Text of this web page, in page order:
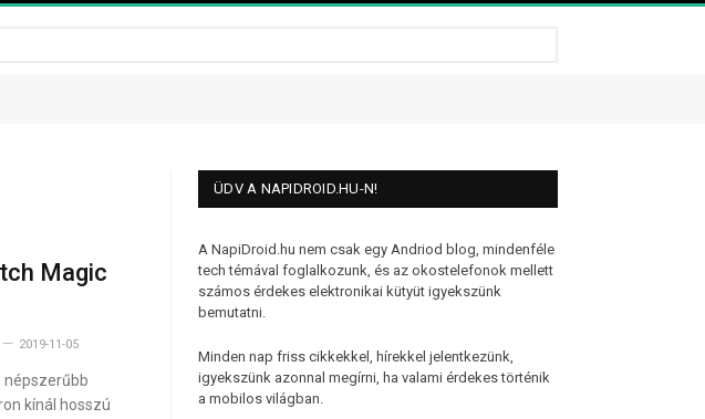
Magic
2019-11-05
népszerűbb
kínál hosszú
ÜDV A NAPIDROID.HU-N!
A NapiDroid.hu nem csak egy Andriod blog, mindenféle
tech témával foglalkozunk, és az okostelefonok mellett
számos érdekes elektronikai kütyüt igyekszünk
bemutatni.
Minden nap friss cikkekkel, hírekkel jelentkezünk,
igyekszünk azonnal megírni, ha valami érdekes történik
a mobilos világban.